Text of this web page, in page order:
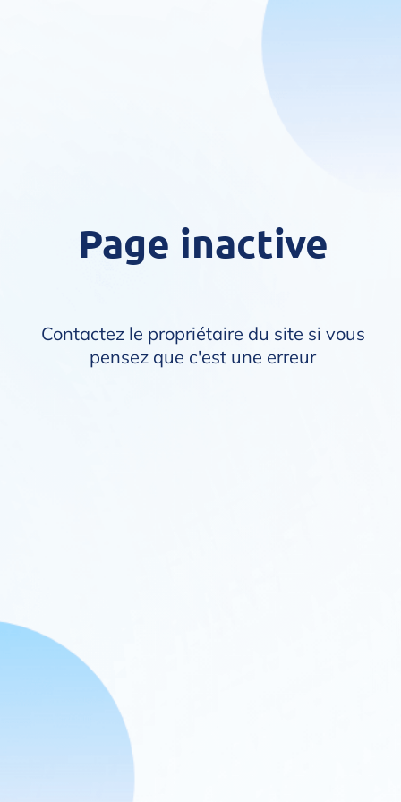
Page inactive
Contactez le propriétaire du site si vous
pensez que c'est une erreur